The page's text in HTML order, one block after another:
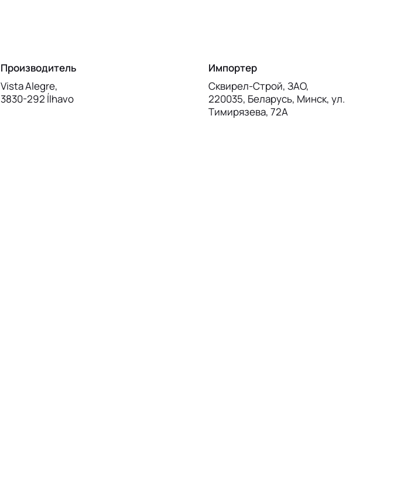
Производитель
Vista Alegre,
3830-292 Ílhavo
Импортер
Сквирел-Строй, ЗАО,
220035, Беларусь, Минск, ул.
Тимирязева, 72А